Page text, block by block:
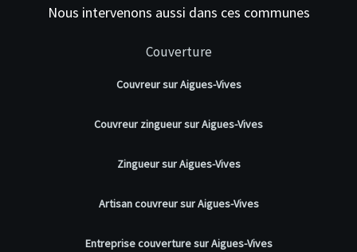
Nous intervenons aussi dans ces communes
Couverture
Couvreur sur Aigues-Vives
Couvreur zingueur sur Aigues-Vives
Zingueur sur Aigues-Vives
Artisan couvreur sur Aigues-Vives
Entreprise couverture sur Aigues-Vives